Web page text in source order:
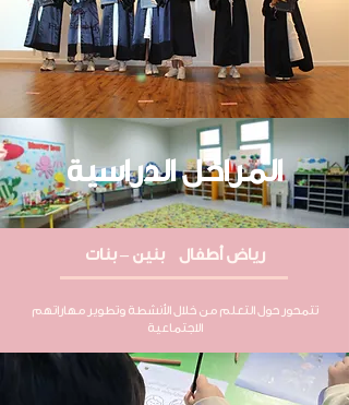
المراحل الدراسية
رياض أطفال بنين – بنات
تتمحور حول التعلم من خلال الأنشطة وتطوير مهاراتهم
الاجتماعية